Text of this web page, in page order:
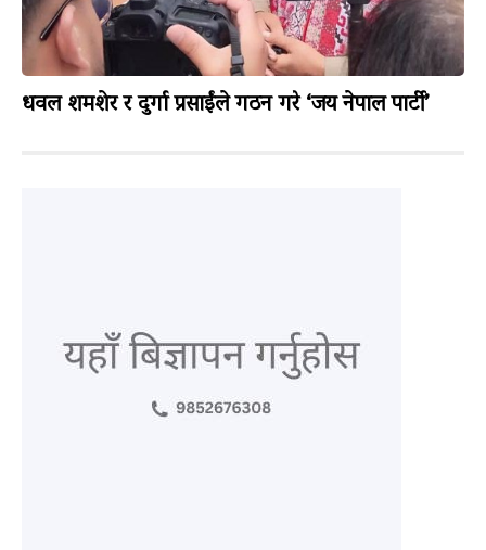
धवल शमशेर र दुर्गा प्रसाईंले गठन गरे ‘जय नेपाल पार्टी’